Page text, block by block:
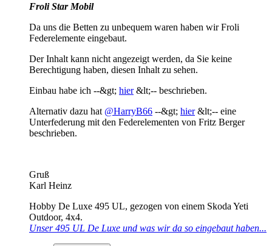
Froli Star Mobil
Da uns die Betten zu unbequem waren haben wir Froli
Federelemente eingebaut.
Der Inhalt kann nicht angezeigt werden, da Sie keine
Berechtigung haben, diesen Inhalt zu sehen.
Einbau habe ich --&gt; hier&lt;-- beschrieben.
Alternativ dazu hat @HarryB66 --&gt; hier&lt;-- eine
Unterfederung mit den Federelementen von Fritz Berger
beschrieben.
Gruß
Karl Heinz
Hobby De Luxe 495 UL, gezogen von einem Skoda Yeti
Outdoor, 4x4.
Unser 495 UL De Luxe und was wir da so eingebaut haben...